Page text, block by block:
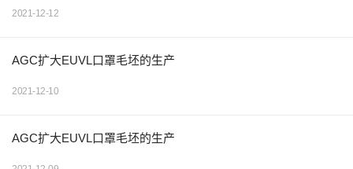
2021-12-12
AGC扩大EUVL口罩毛坯的生产
2021-12-10
AGC扩大EUVL口罩毛坯的生产